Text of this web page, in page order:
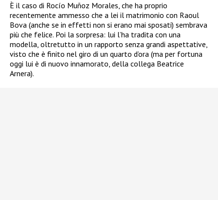
È il caso di Rocío Muñoz Morales, che ha proprio
recentemente ammesso che a lei il matrimonio con Raoul
Bova (anche se in effetti non si erano mai sposati) sembrava
più che felice. Poi la sorpresa: lui l’ha tradita con una
modella, oltretutto in un rapporto senza grandi aspettative,
visto che è finito nel giro di un quarto d’ora (ma per fortuna
oggi lui è di nuovo innamorato, della collega Beatrice
Arnera).